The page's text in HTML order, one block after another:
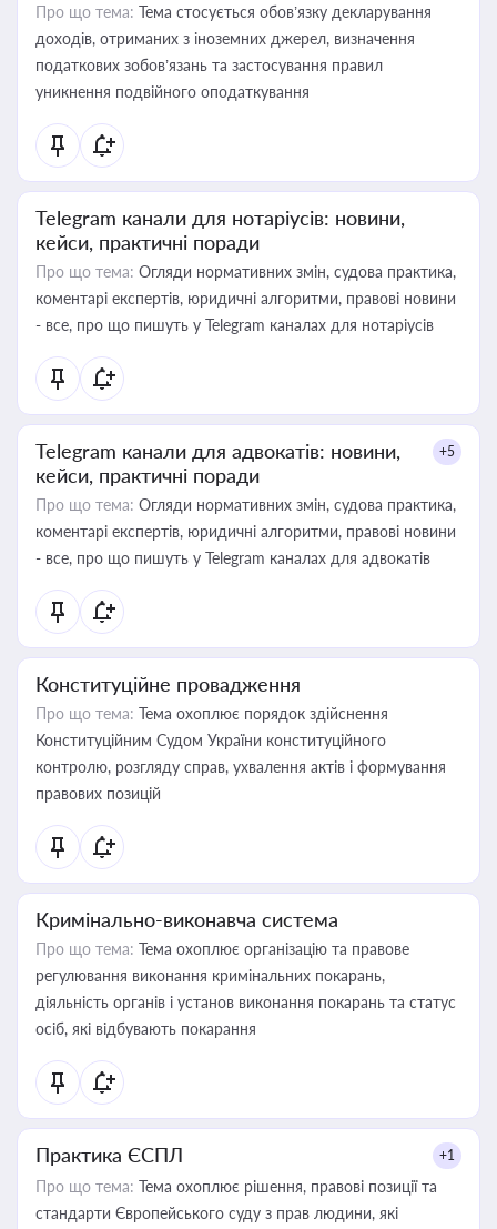
Про що тема: Тема стосується обов’язку декларування
доходів, отриманих з іноземних джерел, визначення
податкових зобов’язань та застосування правил
уникнення подвійного оподаткування
Telegram канали для нотаріусів: новини,
кейси, практичні поради
Про що тема: Огляди нормативних змін, судова практика,
коментарі експертів, юридичні алгоритми, правові новини
- все, про що пишуть у Telegram каналах для нотаріусів
Telegram канали для адвокатів: новини,
кейси, практичні поради
+5
Про що тема: Огляди нормативних змін, судова практика,
коментарі експертів, юридичні алгоритми, правові новини
- все, про що пишуть у Telegram каналах для адвокатів
Конституційне провадження
Про що тема: Тема охоплює порядок здійснення
Конституційним Судом України конституційного
контролю, розгляду справ, ухвалення актів і формування
правових позицій
Кримінально-виконавча система
Про що тема: Тема охоплює організацію та правове
регулювання виконання кримінальних покарань,
діяльність органів і установ виконання покарань та статус
осіб, які відбувають покарання
Практика ЄСПЛ +1
Про що тема: Тема охоплює рішення, правові позиції та
стандарти Європейського суду з прав людини, які